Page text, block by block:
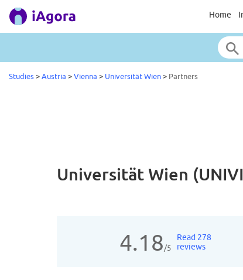
Home
Studies>Austria >Vienna > Universität Wien> Partners
Universität Wien
4.18/5
Read 278
reviews